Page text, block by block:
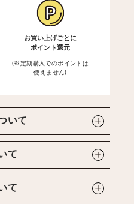
お買い上げごとに
ポイント還元
(※定期購入でのポイントは
使えません)
いて
て
て